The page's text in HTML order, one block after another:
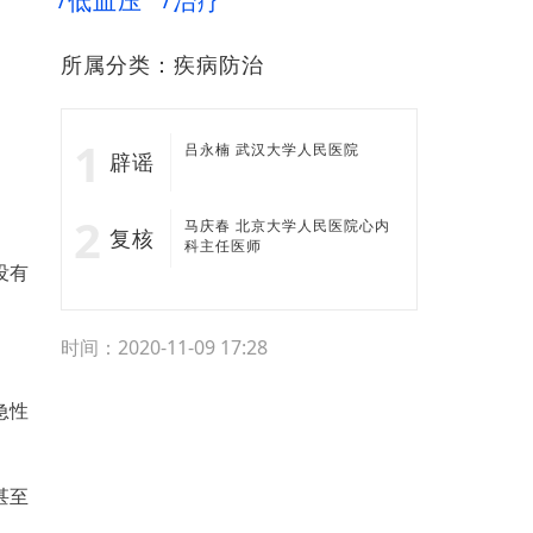
有
性
至
所属分类： 疾病防治
辟谣 吕永楠 武汉大学人民医院
复核
马庆春 北京大学人民医院心内
科主任医师
时间：2020-11-09 17:28